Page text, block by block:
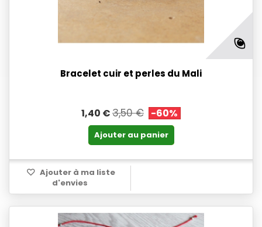
Bracelet cuir et perles du Mali
1,40 €3,50 € -60%
Ajouter au panier
Ajouter à ma liste
d'envies